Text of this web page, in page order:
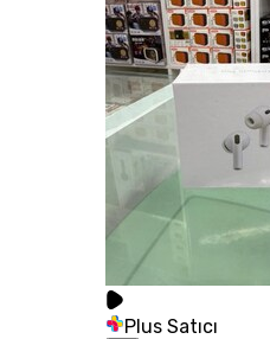
Plus Satıcı